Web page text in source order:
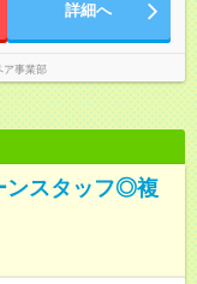
詳細へ
事業部
ンスタッフ◎複